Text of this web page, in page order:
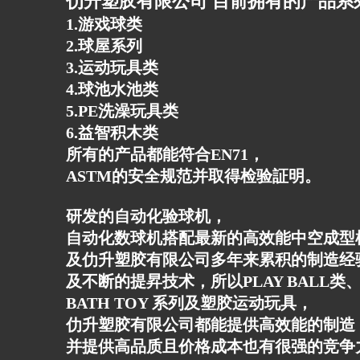
1.游戏球类
2.球屋系列
3.运动玩具类
4.球池水池类
5.PE洗澡玩具类
6.益智积木类
所有的产品都能符合EN71，
ASTM的安全规范并取得检验証明。
研发的自动化验球机，
自动化数球机搭配最新的高效能中空成型
及仂升塑胶有限公司多年来累积的制造经
及不断的提昇技术，所以PLAY BALL类
BATH TOY 系列及塑胶运动玩具，
仂升塑胶有限公司都能提供高效能的制造
并提供高品质且价格成本也有很强的竞争